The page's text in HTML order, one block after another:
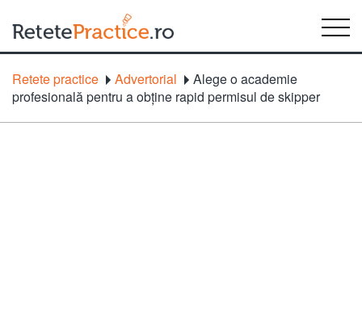
Retete practice Advertorial
Alege o academie
profesională pentru a obține rapid permisul de skipper